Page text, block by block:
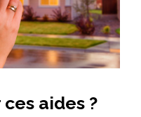
aides ?